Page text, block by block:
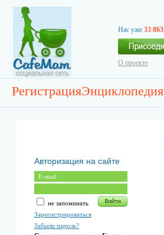
Нас уже 33 863
О проекте
РегистрацияЭнциклопедия
Авторизация на сайте
не запоминать
Зарегистрироваться
Забыли пароль?